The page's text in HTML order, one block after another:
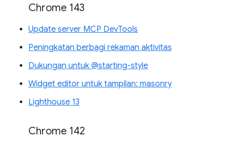
Chrome 143
Update server MCP DevTools
Peningkatan berbagi rekaman aktivitas
Dukungan untuk @starting-style
Widget editor untuk tampilan: masonry
Lighthouse 13
Chrome 142